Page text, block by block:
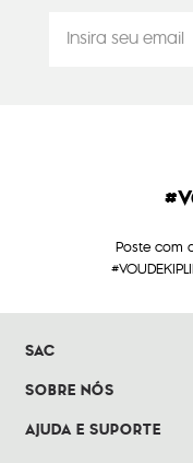
Poste com
SAC
SOBRE NÓS
AJUDA E SUPORTE